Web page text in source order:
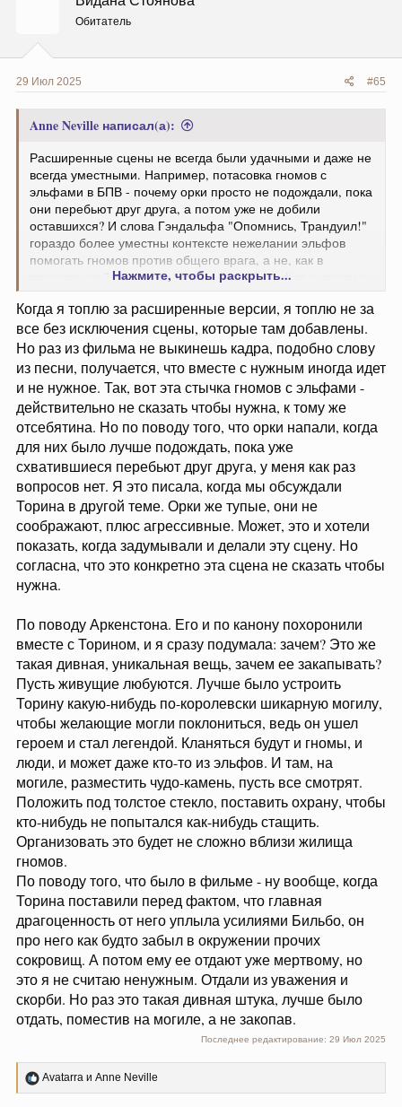
Обитатель
29 Июл 2025 #65
Anne Neville написал(а):
Расширенные сцены не всегда были удачными и даже не
всегда уместными. Например, потасовка гномов с
эльфами в БПВ - почему орки просто не подождали, пока
они перебьют друг друга, а потом уже не добили
оставшихся? И слова Гэндальфа "Опомнись, Трандуил!"
гораздо более уместны контексте нежелании эльфов
помогать гномов против общего врага, а не, как в
расширенной версии, в связи с битвой эльфов с самими
что битва между представителями "светлой стороны"
едва неначалась, но до этого не дошло. Что Торина
похоронили по-королевски - ну понятно же, что не
оставили лежать на льду! Куда делся Аркенстон? Ну,
допустим, Даин (или кто бы там ни стал новым королем)
на трон повесил, где камень находился прежде. Книжная
версия с Аркенстоном на груди мертвого Торина не
вписывалась в логику фильма: камень стал триггером его
безумия, Бильбо полфильма не хотел ему его отдавать,
чтобы Торин не сошел с умаеще больше, Торину на
момент поединка с Азогом тот камень уже триста лет был
не нужен, и тут на тебе - хоронят вместе с ним, как
самую дорогую ему вещь!Непоследовательно, как
вдуматься.
Экранная версия гибели Сарумана какая-то мультяшная.
Кмк, весь смысл (в книге) был в том, что он пережил
лучшую сторону. Сюжет с Широм был бы лишним, но
можно было показать, как Сарумана лишают всех титулов
и изгоняют, а позже где-то на словах упомянуть, что
сгинул бесславной предательской смертью, какую и
заслужил. В общем, адаптация этого момента была не
слишком удачной, вот и слили эту тему... не сказав
ничего. В детстве, например, я думала, что Сарумана в
его башне замочили ходячие деревья, и меня такой
вариант вполне устраивал (если честно, особо не было
интересно, что с ним произошло).
А вот что бы я оставила из "нереализованного
материала", так это разговор Гэндальфа с Трандуилом в
БПВ, точнее, ту его часть, которая касалась погибшей
жены. Оно-то, в принципе, и так понятно, почему лестной
король такой холодный и черствый, но это 1) все-таки
пролило бы больше света на его душевные раны; 2)
объяснило бы резкую смену его мнения и поведения в
отношении Леголаса и Тауриэль с Кили.
Нажмите, чтобы раскрыть...
Когда я топлю за расширенные версии, я топлю не за
все без исключения сцены, которые там добавлены.
Но раз из фильма не выкинешь кадра, подобно слову
из песни, получается, что вместе с нужным иногда идет
и не нужное. Так, вот эта стычка гномов с эльфами -
действительно не сказать чтобы нужна, к тому же
отсебятина. Но по поводу того, что орки напали, когда
для них было лучше подождать, пока уже
схватившиеся перебьют друг друга, у меня как раз
вопросов нет. Я это писала, когда мы обсуждали
Торина в другой теме. Орки же тупые, они не
соображают, плюс агрессивные. Может, это и хотели
показать, когда задумывали и делали эту сцену. Но
согласна, что это конкретно эта сцена не сказать чтобы
нужна.
По поводу Аркенстона. Его и по канону похоронили
вместе с Торином, и я сразу подумала: зачем? Это же
такая дивная, уникальная вещь, зачем ее закапывать?
Пусть живущие любуются. Лучше было устроить
Торину какую-нибудь по-королевски шикарную могилу,
чтобы желающие могли поклониться, ведь он ушел
героем и стал легендой. Кланяться будут и гномы, и
люди, и может даже кто-то из эльфов. И там, на
могиле, разместить чудо-камень, пусть все смотрят.
Положить под толстое стекло, поставить охрану, чтобы
кто-нибудь не попытался как-нибудь стащить.
Организовать это будет не сложно вблизи жилища
гномов.
По поводу того, что было в фильме - ну вообще, когда
Торина поставили перед фактом, что главная
драгоценность от него уплыла усилиями Бильбо, он
про него как будто забыл в окружении прочих
сокровищ. А потом ему ее отдают уже мертвому, но
это я не считаю ненужным. Отдали из уважения и
скорби. Но раз это такая дивная штука, лучше было
отдать, поместив на могиле, а не закопав.
Последнее редактирование: 29 Июл 2025
Р
Avatarra и Anne Neville